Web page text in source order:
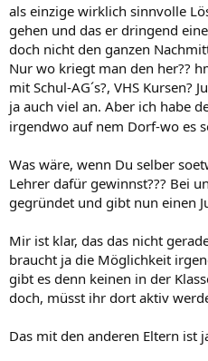
als einzige wirklich sinnvolle
gehen und das er dringend
doch nicht den ganzen
Nur wo kriegt man den her??
mit Schul-AG´s?, VHS Kursen?
ja auch viel an. Aber ich habe
irgendwo auf nem Dorf-wo es
Was wäre, wenn Du selber
Lehrer dafür gewinnst??? Bei
gegründet und gibt nun einen
Mir ist klar, das das nicht
braucht ja die Möglichkeit
gibt es denn keinen in der
doch, müsst ihr dort aktiv
Das mit den anderen Eltern ist